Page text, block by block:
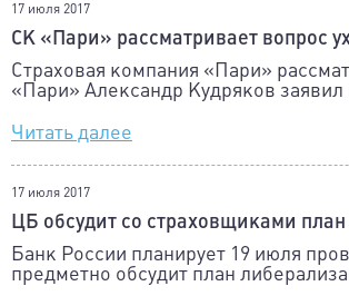
17 июля 2017
СК «Пари» рассматривает вопрос
Страховая компания «Пари»
«Пари» Александр Кудряков
Читать далее
17 июля 2017
ЦБ обсудит со страховщиками
Банк России планирует 19 июля
предметно обсудит план